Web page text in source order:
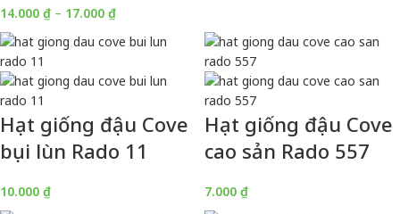
14.000 ₫ – 17.000 ₫
Hạt giống đậu Cove
bụi lùn Rado 11
10.000 ₫
Hạt giống đậu Cove
cao sản Rado 557
7.000 ₫